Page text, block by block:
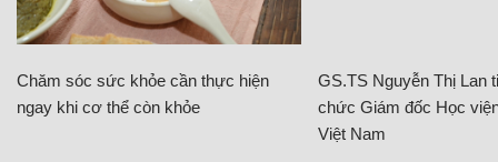
Chăm sóc sức khỏe cần thực hiện
ngay khi cơ thể còn khỏe
GS.TS Nguyễn Thị Lan
chức Giám đốc Học
Việt Nam